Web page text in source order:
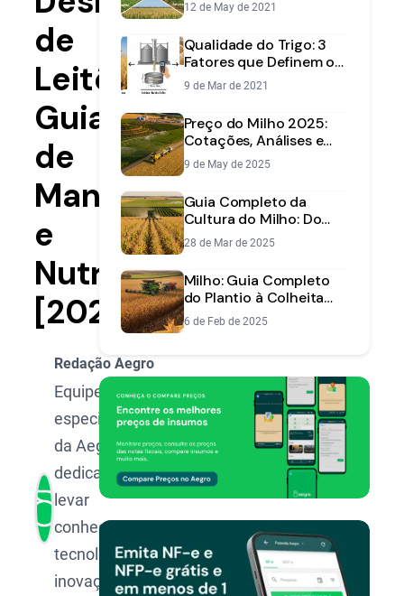
de
Leitões:
Guia
de
Manejo
e
Nutrição
[2025]
Redação Aegro
Equipe de
especialistas
da Aegro,
dedicada a
levar
conhecimento,
tecnologia e
inovação para
Produtividade
12 de May de 2021
Qualidade do Trigo: 3
Fatores que Definem o
Preço da sua Safra
9 de Mar de 2021
Preço do Milho 2025:
Cotações, Análises e
Projeções para a Safra
9 de May de 2025
Guia Completo da
Cultura do Milho: Do
Plantio à Colheita
Rentável
28 de Mar de 2025
Milho: Guia Completo
do Plantio à Colheita
para Máxima
Produtividade
6 de Feb de 2025